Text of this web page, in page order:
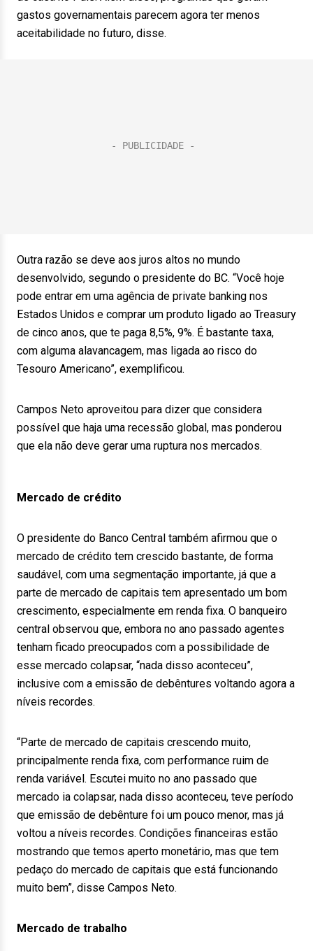
gastos governamentais parecem agora ter menos
aceitabilidade no futuro, disse.
Outra razão se deve aos juros altos no mundo
desenvolvido, segundo o presidente do BC. “Você hoje
pode entrar em uma agência de private banking nos
Estados Unidos e comprar um produto ligado ao Treasury
de cinco anos, que te paga 8,5%, 9%. É bastante taxa,
com alguma alavancagem, mas ligada ao risco do
Tesouro Americano”, exemplificou.
Campos Neto aproveitou para dizer que considera
possível que haja uma recessão global, mas ponderou
que ela não deve gerar uma ruptura nos mercados.
Mercado de crédito
O presidente do Banco Central também afirmou que o
mercado de crédito tem crescido bastante, de forma
saudável, com uma segmentação importante, já que a
parte de mercado de capitais tem apresentado um bom
crescimento, especialmente em renda fixa. O banqueiro
central observou que, embora no ano passado agentes
tenham ficado preocupados com a possibilidade de
esse mercado colapsar, “nada disso aconteceu”,
inclusive com a emissão de debêntures voltando agora a
níveis recordes.
“Parte de mercado de capitais crescendo muito,
principalmente renda fixa, com performance ruim de
renda variável. Escutei muito no ano passado que
mercado ia colapsar, nada disso aconteceu, teve período
que emissão de debênture foi um pouco menor, mas já
voltou a níveis recordes. Condições financeiras estão
mostrando que temos aperto monetário, mas que tem
pedaço do mercado de capitais que está funcionando
muito bem”, disse Campos Neto.
Mercado de trabalho